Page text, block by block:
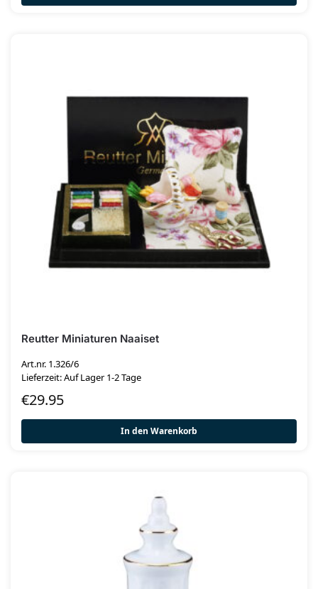
Reutter Miniaturen Naaiset
Art.nr. 1.326/6
Lieferzeit: Auf Lager 1-2 Tage
€29.95
In den Warenkorb